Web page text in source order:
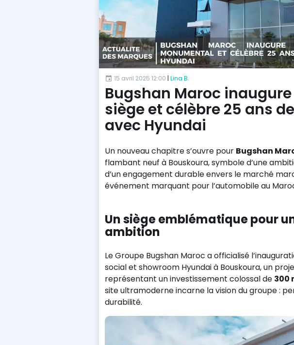
15 avril 2025 12:00 | Lina B.
Bugshan Maroc
siège et célèbre 25 ans
avec Hyundai
Un nouveau chapitre s’ouvre pour Bugshan
flambant neuf à Bouskoura, symbole d’une
d’un engagement durable envers le marché
événement marquant pour l’automobile au
Un siège emblématique pour
ambition
Le Groupe Bugshan Maroc a officialisé
social et showroom Hyundai à Bouskoura, un
représentant un investissement colossal de 300
site ultramoderne incarne la vision du groupe :
durabilité.